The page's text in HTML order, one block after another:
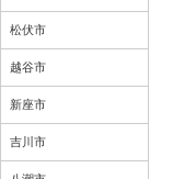
松伏市
越谷市
新座市
吉川市